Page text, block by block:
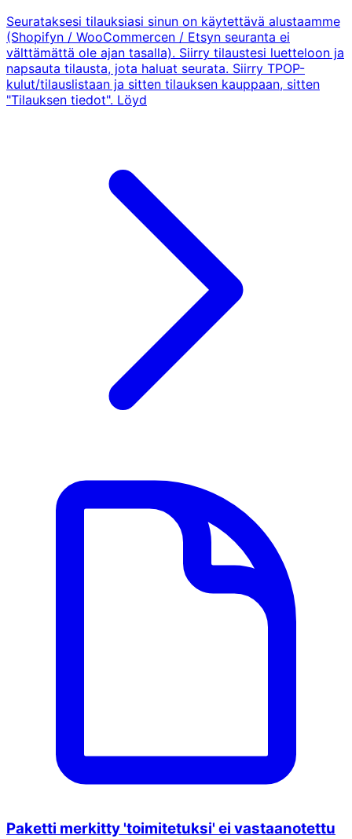
Seurataksesi tilauksiasi sinun on käytettävä alustaamme
(Shopifyn / WooCommercen / Etsyn seuranta ei
välttämättä ole ajan tasalla). Siirry tilaustesi luetteloon ja
napsauta tilausta, jota haluat seurata. Siirry TPOP-
kulut/tilauslistaan ja sitten tilauksen kauppaan, sitten
"Tilauksen tiedot". Löyd
Paketti merkitty 'toimitetuksi' ei vastaanotettu